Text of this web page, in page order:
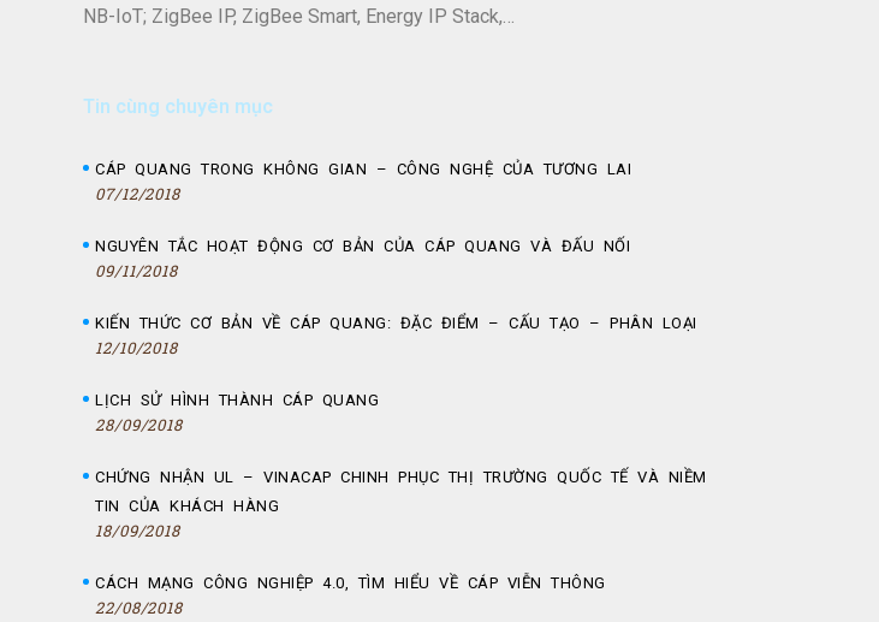
NB-IoT; ZigBee IP, ZigBee Smart, Energy IP Stack,…
Tin cùng chuyên mục
CÁP QUANG TRONG KHÔNG GIAN – CÔNG NGHỆ CỦA TƯƠNG LAI
07/12/2018
NGUYÊN TẮC HOẠT ĐỘNG CƠ BẢN CỦA CÁP QUANG VÀ ĐẤU NỐI
09/11/2018
KIẾN THỨC CƠ BẢN VỀ CÁP QUANG: ĐẶC ĐIỂM – CẤU TẠO – PHÂN LOẠI
12/10/2018
LỊCH SỬ HÌNH THÀNH CÁP QUANG
28/09/2018
CHỨNG NHẬN UL – VINACAP CHINH PHỤC THỊ TRƯỜNG QUỐC TẾ VÀ NIỀM
TIN CỦA KHÁCH HÀNG
18/09/2018
CÁCH MẠNG CÔNG NGHIỆP 4.0, TÌM HIỂU VỀ CÁP VIỄN THÔNG
22/08/2018